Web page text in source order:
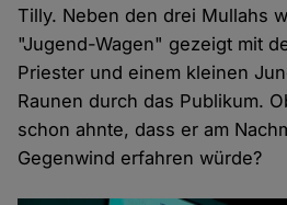
Tilly. Neben den drei Mullahs
"Jugend-Wagen" gezeigt mit
Priester und einem kleinen
Raunen durch das Publikum.
schon ahnte, dass er am
Gegenwind erfahren würde?